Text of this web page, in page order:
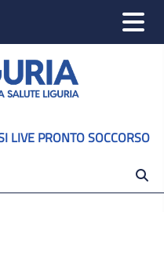
LIVE PRONTO SOCCORSO